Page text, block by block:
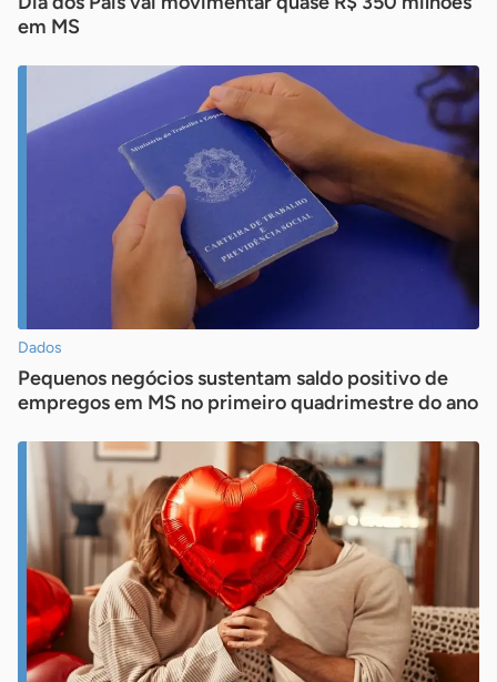
em MS
Dados
Pequenos negócios sustentam saldo positivo de
empregos em MS no primeiro quadrimestre do ano